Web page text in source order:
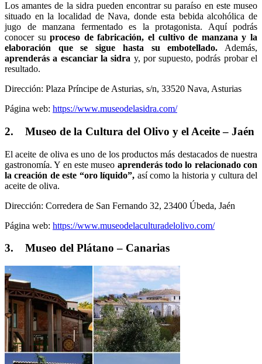
Los amantes de la sidra pueden encontrar su paraíso en este museo
situado en la localidad de Nava, donde esta bebida alcohólica de
jugo de manzana fermentado es la protagonista. Aquí podrás
conocer suproceso de fabricación, el cultivo de manzana y la
elaboración que se sigue hasta su embotellado. Además,
aprenderás a escanciar la sidra y, por supuesto, podrás probar el
resultado.
Dirección: Plaza Príncipe de Asturias, s/n, 33520 Nava, Asturias
Página web: https://www.museodelasidra.com/
2. Museo de la Cultura del Olivo y el Aceite – Jaén
El aceite de oliva es uno de los productos más destacados de nuestra
gastronomía. Y en este museo aprenderás todo lo relacionado con
la creación de este “oro líquido”, así como la historia y cultura del
aceite de oliva.
Dirección: Corredera de San Fernando 32, 23400 Úbeda, Jaén
Página web: https://www.museodelaculturadelolivo.com/
3. Museo del Plátano – Canarias